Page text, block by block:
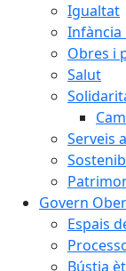
Igualtat
Infància
Obres i
Salut
Serveis
Govern
Espais
Bústia